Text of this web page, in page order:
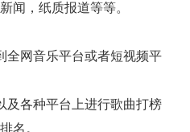
闻，纸质报道等等。
全网音乐平台或者短视频平
及各种平台上进行歌曲打榜
名。